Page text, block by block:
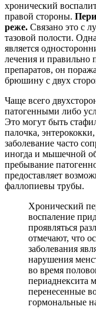
хронический
правой стороны.
реже. Связано это с
тазовой полости.
является
лечения и правильно
препаратов, он
брюшину с двух
Чаще всего
патогенными либо
Это могут быть
палочка,
заболевание часто
иногда и мышечной
пребывание
предоставляет
фаллопиевы трубы.
Хронический
воспаление
проявляться
отмечают, что
заболевания
нарушения
во время
периаднексита
перенесенные
гормональные